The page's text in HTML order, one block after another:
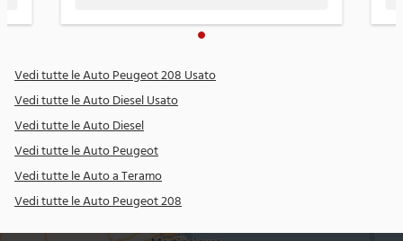
ESP
Fari posteriori a LED
Fascione nero lucido sul portellone posteriore
Fissaggio ISOFIX sedile passeggero anteriore
Vedi tutte le Auto Peugeot 208 Usato
Vedi tutte le Auto Diesel Usato
Vedi tutte le Auto Diesel
Vedi tutte le Auto Peugeot
Vedi tutte le Auto a Teramo
Vedi tutte le Auto Peugeot 208